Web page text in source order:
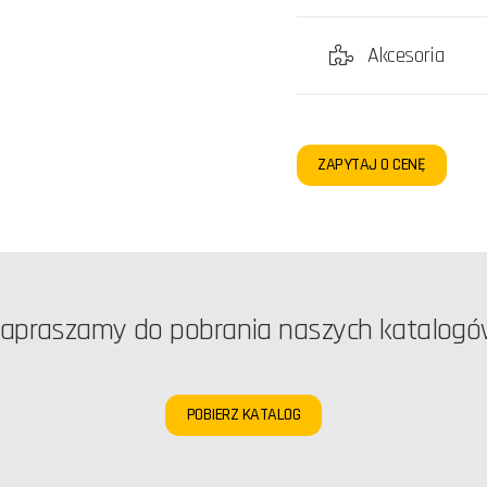
Akcesoria
ZAPYTAJ O CENĘ
do pobrania naszych
POBIERZ KATALOG